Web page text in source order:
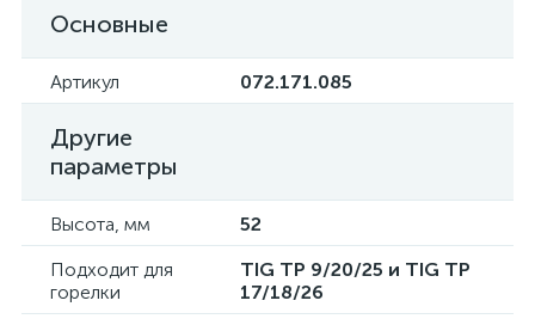
Основные
Артикул 072.171.085
Другие
параметры
Высота, мм
52
Подходит для
горелки
TIG TP 9/20/25 и TIG TP
17/18/26